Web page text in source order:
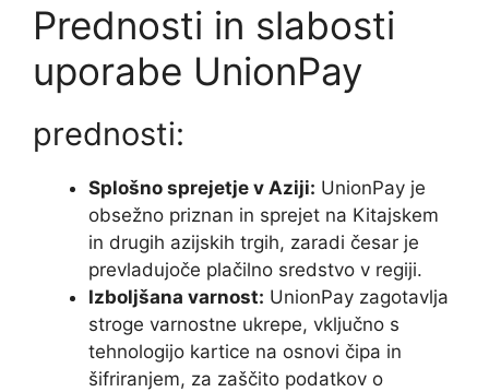
Prednosti in slabosti
uporabe UnionPay
prednosti:
Splošno sprejetje v Aziji: UnionPay je
obsežno priznan in sprejet na Kitajskem
in drugih azijskih trgih, zaradi česar je
prevladujoče plačilno sredstvo v regiji.
Izboljšana varnost: UnionPay zagotavlja
stroge varnostne ukrepe, vključno s
tehnologijo kartice na osnovi čipa in
šifriranjem, za zaščito podatkov o